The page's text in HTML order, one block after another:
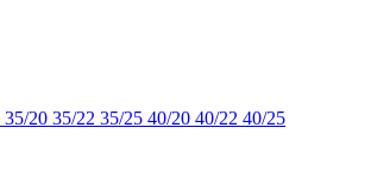
35/20 35/22 35/25 40/20 40/22 40/25